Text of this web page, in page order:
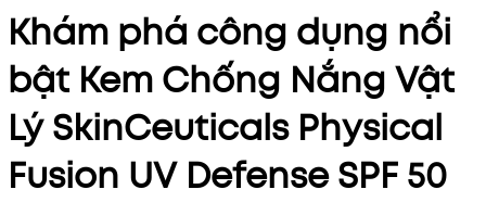
Khám phá công dụng nổi
bật Kem Chống Nắng Vật
Lý SkinCeuticals Physical
Fusion UV Defense SPF 50